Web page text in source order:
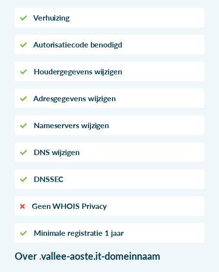
Verhuizing
Autorisatiecode benodigd
Houdergegevens wijzigen
Adresgegevens wijzigen
Nameservers wijzigen
DNS wijzigen
DNSSEC
Geen WHOIS Privacy
Minimale registratie 1 jaar
Over .vallee-aoste.it-domeinnaam